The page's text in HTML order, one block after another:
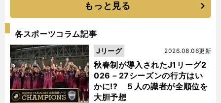
もっと見る
各スポーツコラム記事
秋春制が導入されたJ1リーグ2
026－27シーズンの行方はい
かに!? ５人の識者が全順位を
大胆予想
2026.08.06更新
Jリーグ